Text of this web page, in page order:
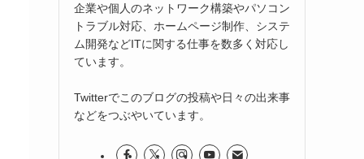
企業や個人のネットワーク構築やパソコン
トラブル対応、ホームページ制作、システ
ム開発などITに関する仕事を数多く対応し
ています。
Twitterでこのブログの投稿や日々の出来事
などをつぶやいています。